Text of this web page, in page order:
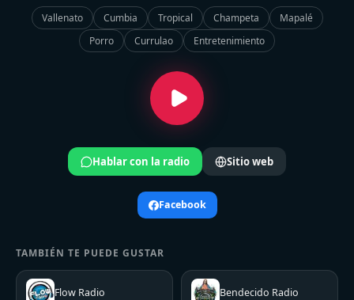
Vallenato Cumbia Tropical Champeta
Mapalé
Porro
Currulao Entretenimiento
Hablar con la radio Sitio web
Facebook
TAMBIÉN TE PUEDE GUSTAR
Flow Radio Bendecido Radio